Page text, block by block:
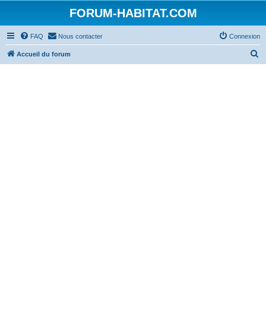
FORUM-HABITAT.COM
FAQ Nous contacter Connexion
Accueil du forum